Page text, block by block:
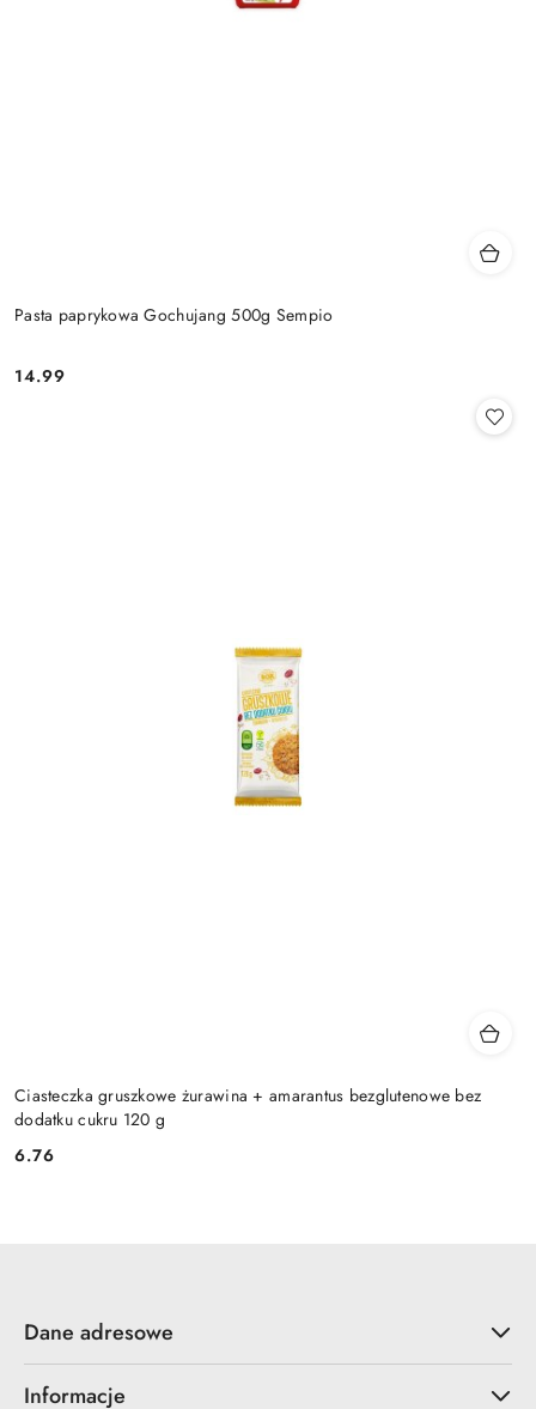
Pasta paprykowa Gochujang 500g Sempio
Cena:
14.99
Ciasteczka gruszkowe żurawina + amarantus bezglutenowe bez
dodatku cukru 120 g
Cena:
6.76
Dane adresowe
Informacje